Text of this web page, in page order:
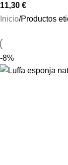
11,30 €
Inicio Productos
-8%